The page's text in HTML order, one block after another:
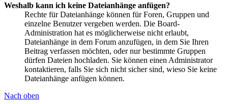
Weshalb kann ich keine Dateianhänge anfügen?
Rechte für Dateianhänge können für Foren, Gruppen und
einzelne Benutzer vergeben werden. Die Board-
Administration hat es möglicherweise nicht erlaubt,
Dateianhänge in dem Forum anzufügen, in dem Sie Ihren
Beitrag verfassen möchten, oder nur bestimmte Gruppen
dürfen Dateien hochladen. Sie können einen Administrator
kontaktieren, falls Sie sich nicht sicher sind, wieso Sie keine
Dateianhänge anfügen können.
Nach oben